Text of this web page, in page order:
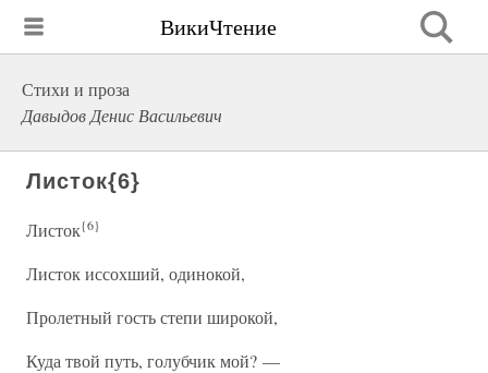
ВикиЧтение
Стихи и проза
Давыдов Денис Васильевич
Листок{6}
Листок{6}
Листок иссохший, одинокой,
Пролетный гость степи широкой,
Куда твой путь, голубчик мой? —